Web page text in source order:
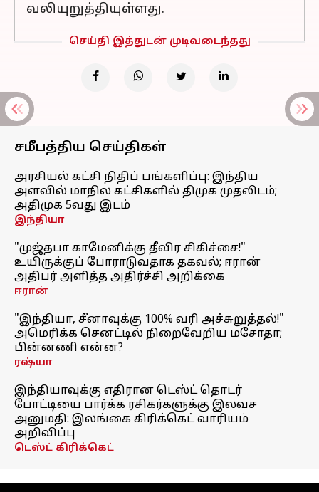
வலியுறுத்தியுள்ளது.
செய்தி இத்துடன் முடிவடைந்தது
சமீபத்திய செய்திகள்
அரசியல் கட்சி நிதிப் பங்களிப்பு: இந்திய
அளவில் மாநில கட்சிகளில் திமுக முதலிடம்;
அதிமுக 5வது இடம்
இந்தியா
"முஜ்தபா காமேனிக்கு தீவிர சிகிச்சை!"
உயிருக்குப் போராடுவதாக தகவல்; ஈரான்
அதிபர் அளித்த அதிர்ச்சி அறிக்கை
ஈரான்
"இந்தியா, சீனாவுக்கு 100% வரி அச்சுறுத்தல்!"
அமெரிக்க செனட்டில் நிறைவேறிய மசோதா;
பின்னணி என்ன?
ரஷ்யா
இந்தியாவுக்கு எதிரான டெஸ்ட் தொடர்
போட்டியை பார்க்க ரசிகர்களுக்கு இலவச
அனுமதி: இலங்கை கிரிக்கெட் வாரியம்
அறிவிப்பு
டெஸ்ட் கிரிக்கெட்